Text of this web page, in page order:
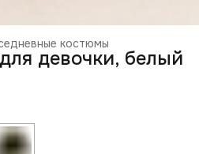
костюмы
девочки, белый